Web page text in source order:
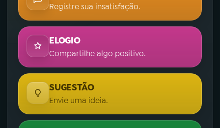
Registre sua insatisfação.
ELOGIO
Compartilhe algo positivo.
SUGESTÃO
Envie uma ideia.